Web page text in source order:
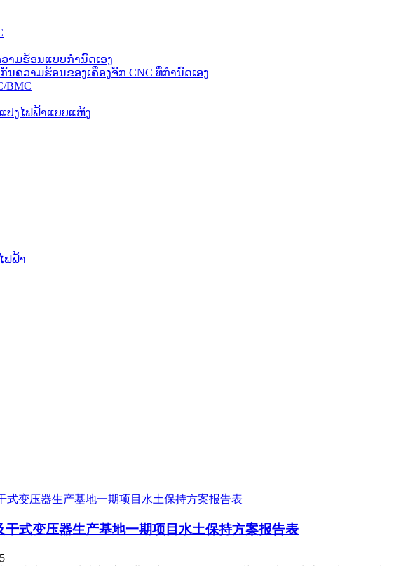
າມຮ້ອນແບບກຳນົດເອງ
ຄວາມຮ້ອນຂອງເຄື່ອງຈັກ CNC ທີ່ກຳນົດເອງ
BMC
ປງໄຟຟ້າແບບແຫ້ງ
ຟຟ້າ
干式变压器生产基地一期项目水土保持方案报告表